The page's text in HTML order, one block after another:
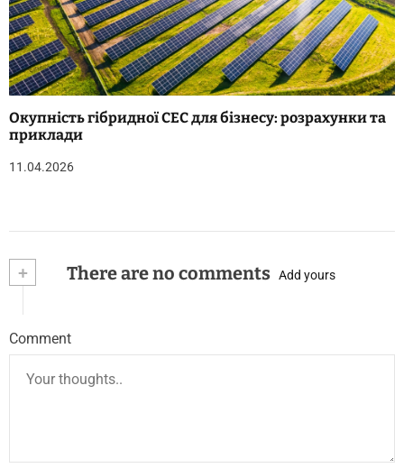
Окупність гібридної СЕС для бізнесу: розрахунки та
приклади
11.04.2026
+ There are no comments Add yours
Comment